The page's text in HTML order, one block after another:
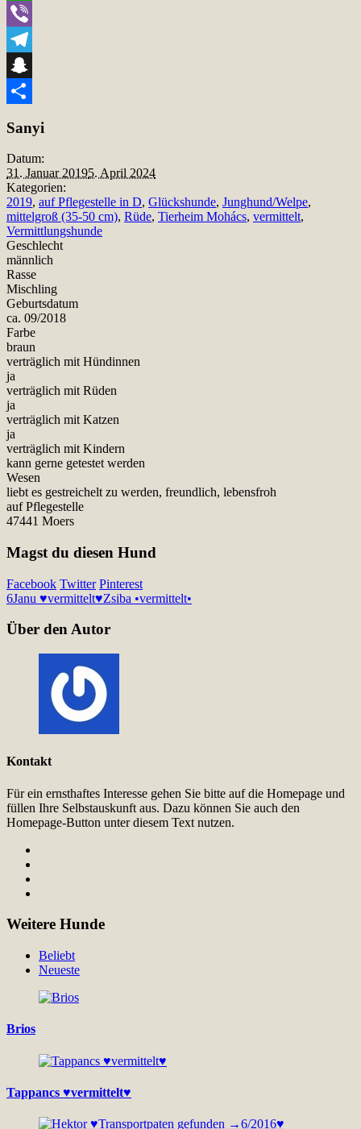
WhatsApp
Viber
Telegram
Snapchat
Sanyi
Datum:
31. Januar 20195. April 2024
Kategorien:
2019, auf Pflegestelle in D, Glückshunde, Junghund/Welpe,
mittelgroß (35-50 cm), Rüde, Tierheim Mohács, vermittelt,
Vermittlungshunde
Geschlecht
männlich
Rasse
Mischling
Geburtsdatum
ca. 09/2018
Farbe
braun
verträglich mit Hündinnen
ja
verträglich mit Rüden
ja
verträglich mit Katzen
ja
verträglich mit Kindern
kann gerne getestet werden
Wesen
liebt es gestreichelt zu werden, freundlich, lebensfroh
auf Pflegestelle
47441 Moers
Magst du diesen Hund
Facebook Twitter Pinterest
6Janu ♥vermittelt♥Zsiba •vermittelt•
Über den Autor
Kontakt
Für ein ernsthaftes Interesse gehen Sie bitte auf die Homepage und
füllen Ihre Selbstauskunft aus. Dazu können Sie auch den
Homepage-Button unter diesem Text nutzen.
Weitere Hunde
Beliebt
Neueste
Brios
Tappancs ♥vermittelt♥